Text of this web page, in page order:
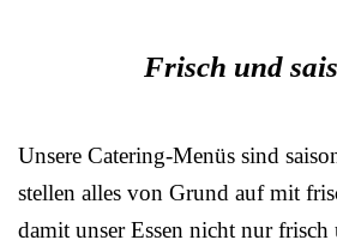
Frisch und
Unsere Catering-Menüs sind
stellen alles von Grund auf mit
damit unser Essen nicht nur frisch